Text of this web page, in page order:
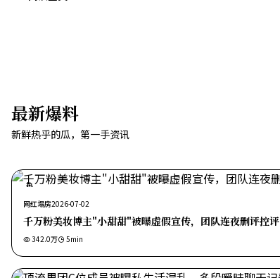
最新爆料
新鲜热乎的瓜，第一手资讯
热
网红塌房2026-07-02
千万粉美妆博主"小甜甜"被曝虚假宣传，团队连夜删评控评
342.0万 5min